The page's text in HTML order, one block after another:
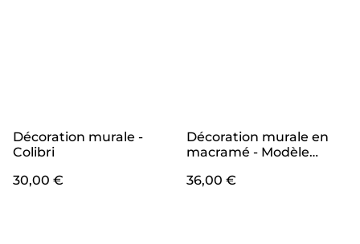
Décoration murale -
Colibri
30,00 €
Décoration murale en
macramé - Modèle
36,00 €